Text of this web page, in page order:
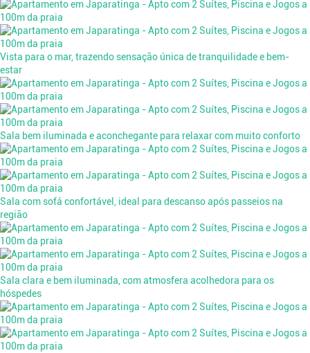
Vista para o mar, trazendo sensação única de tranquilidade e bem-
estar
Sala bem iluminada e aconchegante para relaxar com muito conforto
Sala com sofá confortável, ideal para descanso após passeios na
região
Sala clara e bem iluminada, com atmosfera acolhedora para os
hóspedes